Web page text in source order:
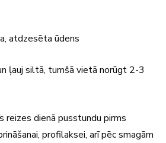
atdzesēta ūdens
ļauj siltā, tumšā vietā norūgt 2-3
reizes dienā pusstundu pirms
profilaksei, arī pēc smagām